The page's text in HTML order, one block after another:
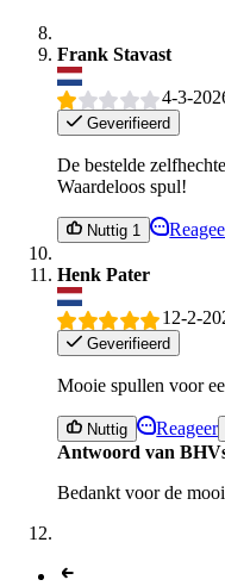
Frank Stavast
4-3-
Geverifieerd
De bestelde
Waardeloos spul!
Nuttig 1
Henk Pater
12-2-
Geverifieerd
Mooie spullen voor
Nuttig Reageer
Antwoord van
Bedankt voor de